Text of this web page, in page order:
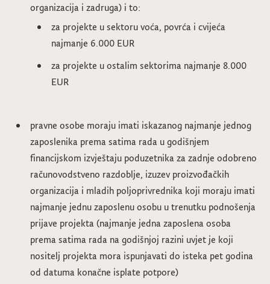
organizacija i zadruga) i to:
za projekte u sektoru voća, povrća i cvijeća
najmanje 6.000 EUR
za projekte u ostalim sektorima najmanje 8.000
EUR
pravne osobe moraju imati iskazanog najmanje jednog
zaposlenika prema satima rada u godišnjem
financijskom izvještaju poduzetnika za zadnje odobreno
računovodstveno razdoblje, izuzev proizvođačkih
organizacija i mladih poljoprivrednika koji moraju imati
najmanje jednu zaposlenu osobu u trenutku podnošenja
prijave projekta (najmanje jedna zaposlena osoba
prema satima rada na godišnjoj razini uvjet je koji
nositelj projekta mora ispunjavati do isteka pet godina
od datuma konačne isplate potpore)